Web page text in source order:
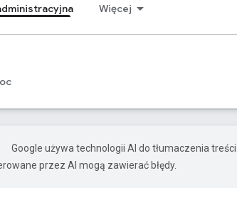
Więcej
Google używa technologii AI do tłumaczenia
przez AI mogą zawierać błędy.